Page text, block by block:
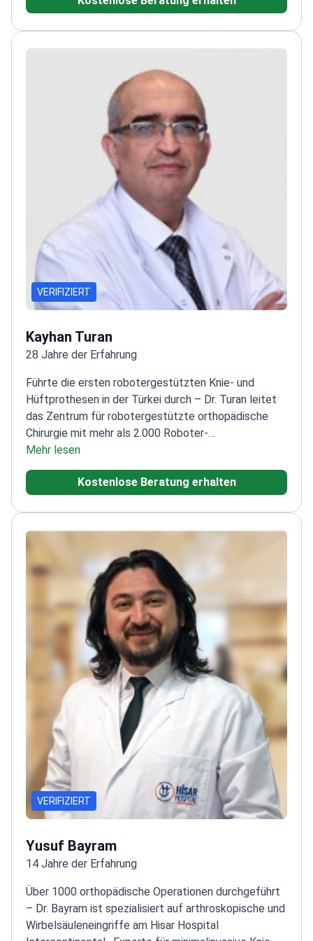
KindernSchwerpunkt auf Traumamanagement und
Gelenkerhalt
VERIFIZIERT
Kayhan Turan
28 Jahre der Erfahrung
Führte die ersten robotergestützten Knie- und
Hüftprothesen in der Türkei durch – Dr. Turan leitet
das Zentrum für robotergestützte orthopädische
Chirurgie mit mehr als 2.000 Roboter-
OPs. Ausgebildet in der kinematischen Knie-Technik
von Steven HowellDirektor der TT Orthopedic
Academy, bildet international Chirurgen aus
(AANA)Verwendet das Journey II
Knieprothesensystem
Mehr lesen
Kostenlose Beratung erhalten
VERIFIZIERT
Yusuf Bayram
14 Jahre der Erfahrung
Über 1000 orthopädische Operationen durchgeführt
– Dr. Bayram ist spezialisiert auf arthroskopische und
Wirbelsäuleneingriffe am Hisar Hospital